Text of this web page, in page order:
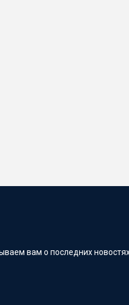
вам о последних